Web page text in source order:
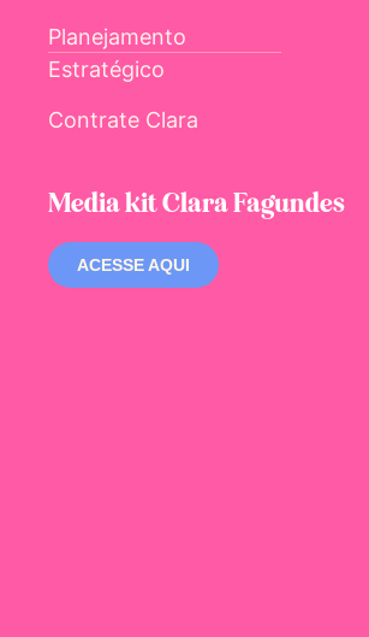
Planejamento
Estratégico
Contrate Clara
Media kit Clara Fagundes
ACESSE AQUI